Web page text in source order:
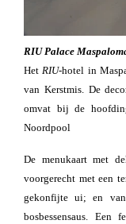
RIU Palace
HetRIU-hotel in
van Kerstmis. De
omvat bij de
Noordpool
De menukaart met
voorgerecht met een
gekonfijte ui; en
bosbessensaus. Een